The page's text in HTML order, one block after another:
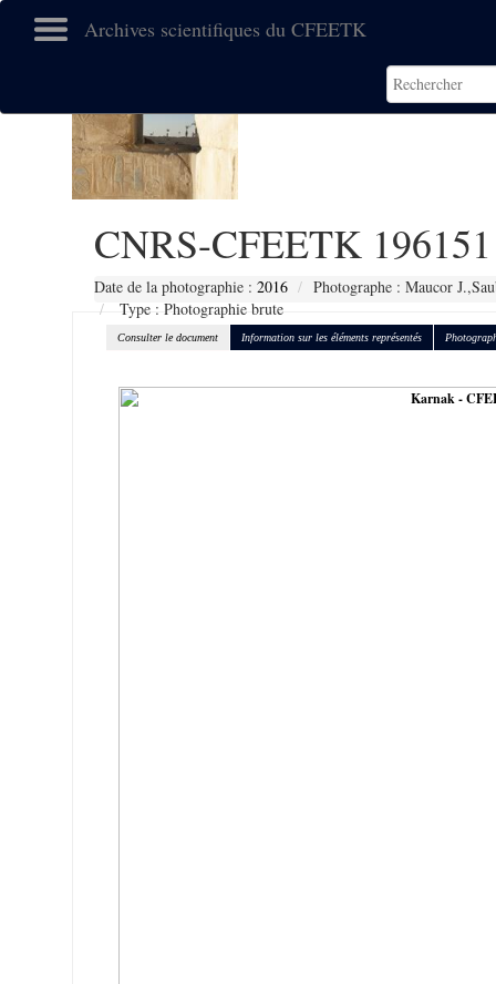
Archives scientifiques du CFEETK
CNRS-CFEETK 196151
Date de la photographie : 2016
Photographe : Maucor
Type : Photographie brute
Consulter le document Information sur les éléments représentés